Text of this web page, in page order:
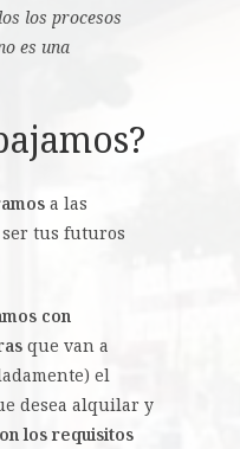
los procesos
es una
a las
tus futuros
con
que van a
el
desea alquilar y
los requisitos